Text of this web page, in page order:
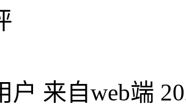
户 来自web端